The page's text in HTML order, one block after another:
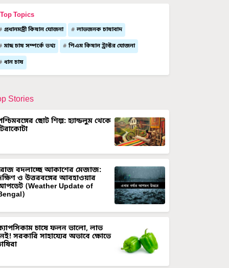
Topics
প্রধানমন্ত্রী কিষান যোজনা লাভজনক চাষাবাদ
মাছ চাষ সম্পর্কে তথ্য পিএম কিষান ট্রাক্টর যোজনা
ধান চাষ
Stories
ছোট শিল্প: হ্যান্ডলুম থেকে
বদলাচ্ছে আকাশের মেজাজ:
ও উত্তরবঙ্গের আবহাওয়ার
(Weather Update of
চাষে ফলন ভালো, লাভ
সরকারি সাহায্যের অভাবে ক্ষোভে